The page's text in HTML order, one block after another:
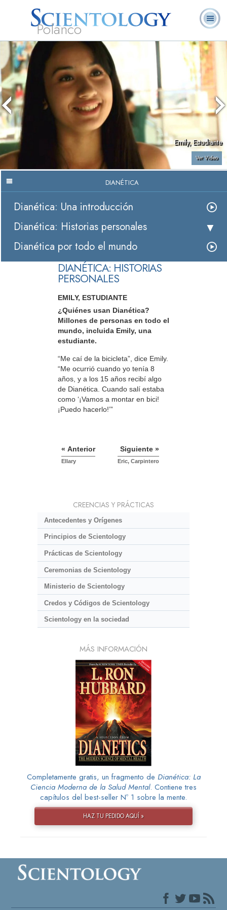
Polanco
L. Ronald
Hubbard
¿Qué es
Scientology?
Voluntarios
Preguntas
Frecuentes
Libros
Emily, Estudiante
Ver Video
DIANÉTICA
Dianética: Una introducción
Dianética: Historias personales
Dianética por todo el mundo
DIANÉTICA: HISTORIAS
PERSONALES
EMILY, ESTUDIANTE
¿Quiénes usan Dianética?
Millones de personas en todo el
mundo, incluida Emily, una
estudiante.
“Me caí de la bicicleta”, dice Emily.
“Me ocurrió cuando yo tenía 8
años, y a los 15 años recibí algo
de Dianética. Cuando salí estaba
como ‘¡Vamos a montar en bici!
¡Puedo hacerlo!’”
« Anterior
Ellary
Siguiente »
Eric, Carpintero
CREENCIAS Y PRÁCTICAS
Antecedentes y Orígenes
Principios de Scientology
Prácticas de Scientology
Ceremonias de Scientology
Ministerio de Scientology
Credos y Códigos de Scientology
Scientology en la sociedad
MÁS INFORMACIÓN
Completamente gratis, un fragmento de Dianética: La
Ciencia Moderna de la Salud Mental. Contiene tres
capítulos del best-seller Nº 1 sobre la mente.
HAZ TU PEDIDO AQUÍ »